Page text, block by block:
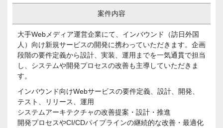
案件内容
大手Webメディア運営企業にて、インバウンド（訪日外国
人）向け新規サービスの開発に携わっていただきます。企画
段階の要件定義から設計、実装、運用までを一気通貫で担当
し、システムや開発プロセスの改善も主導していただきま
す。
インバウンド向けWebサービスの要件定義、設計、開発、
テスト、リリース、運用
システムアーキテクチャの改善提案・設計・推進
開発プロセスやCI/CDパイプラインの継続的な改善・最適化